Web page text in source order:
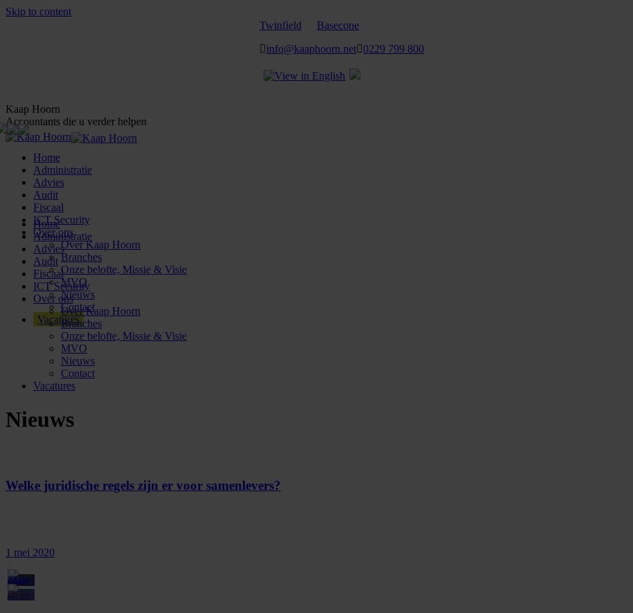
Skip to content
Twinfield
Basecone
info@kaaphoorn.net 0229 799 800
Kaap Hoorn
Accountants die u verder helpen
Home
Administratie
Advies
Audit
Fiscaal
ICT Security
Over ons
Over Kaap Hoorn
Branches
Onze belofte, Missie & Visie
MVO
Nieuws
Contact
Vacatures
Home
Administratie
Advies
Audit
Fiscaal
ICT Security
Over ons
Over Kaap Hoorn
Branches
Onze belofte, Missie & Visie
MVO
Nieuws
Contact
Vacatures
Nieuws
Welke juridische regels zijn er voor samenlevers?
1 mei 2020